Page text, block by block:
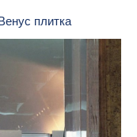
плитка